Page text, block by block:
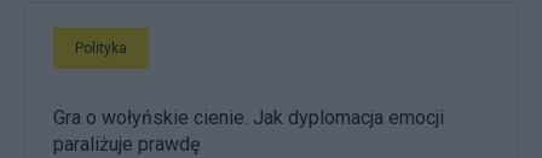
Polityka
Gra o wołyńskie cienie. Jak dyplomacja emocji
paraliżuje prawdę